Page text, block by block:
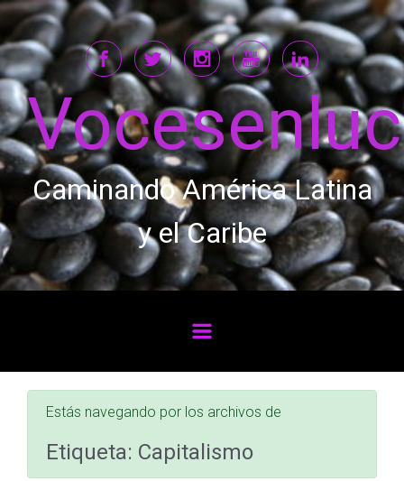
Saltar al contenido principal
Caminando América Latina
y el Caribe
Estás navegando por los archivos de
Etiqueta: Capitalismo